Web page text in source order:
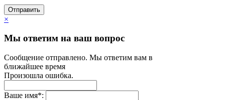
Отправить
×
Мы ответим на ваш вопрос
Сообщение отправлено. Мы ответим вам в
ближайшее время
Произошла ошибка.
Ваше имя*: